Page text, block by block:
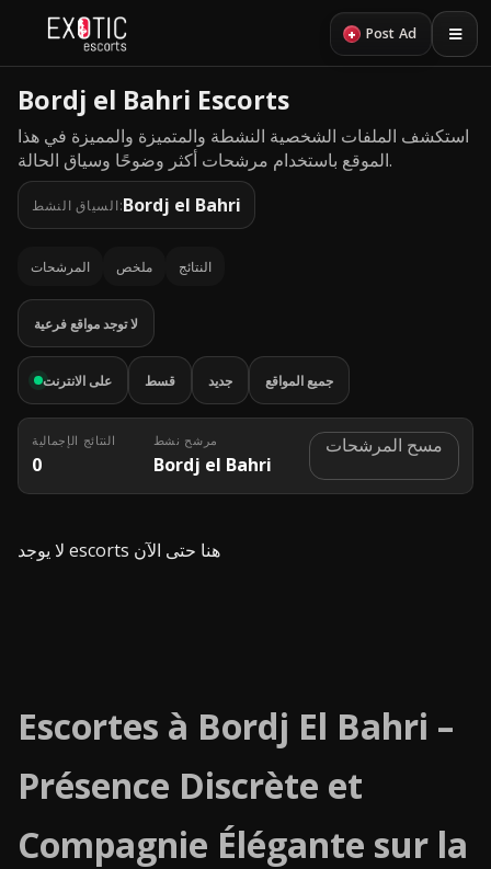
+ Post Ad
Bordj el Bahri Escorts
استكشف الملفات الشخصية النشطة والمتميزة والمميزة في هذا
الموقع باستخدام مرشحات أكثر وضوحًا وسياق الحالة.
السياق النشط:Bordj el Bahri
المرشحات ملخص النتائج
لا توجد مواقع فرعية
على الانترنت قسط جديد جميع المواقع
النتائج الإجمالية
0
مرشح نشط
Bordj el Bahri
مسح المرشحات
لا يوجد escorts هنا حتى الآن
Escortes à Bordj El Bahri –
Présence Discrète et
Compagnie Élégante sur la